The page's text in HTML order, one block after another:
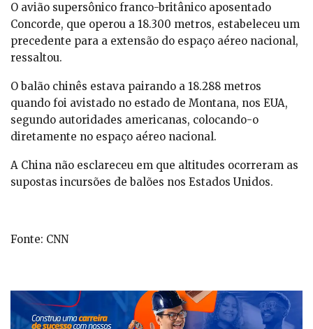
O avião supersônico franco-britânico aposentado
Concorde, que operou a 18.300 metros, estabeleceu um
precedente para a extensão do espaço aéreo nacional,
ressaltou.
O balão chinês estava pairando a 18.288 metros
quando foi avistado no estado de Montana, nos EUA,
segundo autoridades americanas, colocando-o
diretamente no espaço aéreo nacional.
A China não esclareceu em que altitudes ocorreram as
supostas incursões de balões nos Estados Unidos.
Fonte: CNN